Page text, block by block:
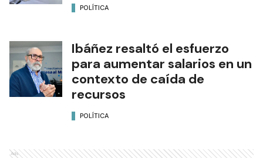
POLÍTICA
Ibáñez resaltó el esfuerzo
para aumentar salarios en un
contexto de caída de
recursos
POLÍTICA
Ads